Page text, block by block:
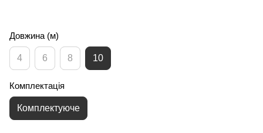
Довжина (м)
4 6 8 10
Комплектація
Комплектуюче